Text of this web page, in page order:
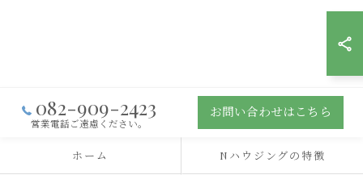
082-909-2423
営業電話ご遠慮ください。
お問い合わせはこちら
ホーム Nハウジングの特徴